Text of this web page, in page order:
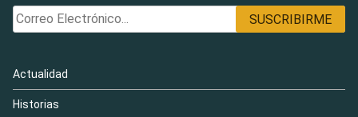
Actualidad
Historias